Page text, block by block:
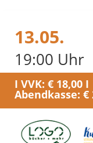
13.05.
19:00 Uhr
I VVK: € 18,00 I
Abendkasse: €